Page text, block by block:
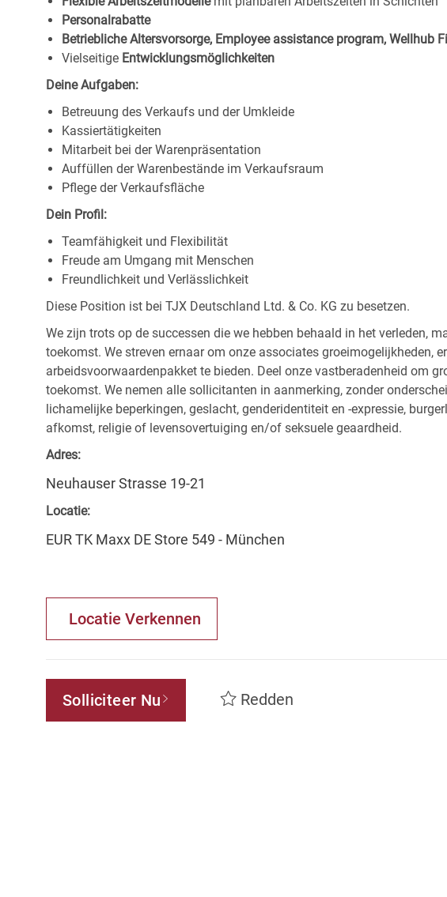
Personalrabatte
Betriebliche Altersvorsorge, Employee assistance program, Wellhub
Vielseitige Entwicklungsmöglichkeiten
Deine Aufgaben:
Betreuung des Verkaufs und der Umkleide
Kassiertätigkeiten
Mitarbeit bei der Warenpräsentation
Auffüllen der Warenbestände im Verkaufsraum
Pflege der Verkaufsfläche
Dein Profil:
Teamfähigkeit und Flexibilität
Freude am Umgang mit Menschen
Freundlichkeit und Verlässlichkeit
Diese Position ist bei TJX Deutschland Ltd. & Co. KG zu besetzen.
We zijn trots op de successen die we hebben behaald in het verleden,
toekomst. We streven ernaar om onze associates groeimogelijkheden,
arbeidsvoorwaardenpakket te bieden. Deel onze vastberadenheid om
toekomst. We nemen alle sollicitanten in aanmerking, zonder
lichamelijke beperkingen, geslacht, genderidentiteit en -expressie,
afkomst, religie of levensovertuiging en/of seksuele geaardheid.
Adres:
Neuhauser Strasse 19-21
Locatie:
EUR TK Maxx DE Store 549 - München
Locatie Verkennen
Solliciteer Nu Redden